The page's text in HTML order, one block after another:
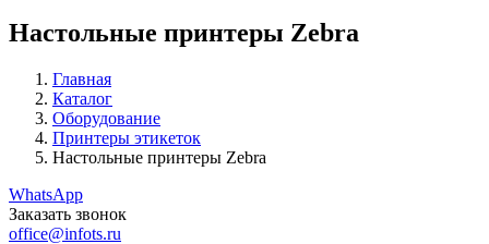
Настольные принтеры Zebra
Главная
Каталог
Оборудование
Принтеры этикеток
Настольные принтеры Zebra
WhatsApp
Заказать звонок
office@infots.ru